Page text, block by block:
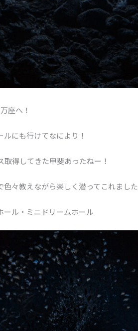
座へ！
にも行けてなにより！
得してきた甲斐あったねー！
色々教えながら楽しく潜ってこれました
ール・ミニドリームホール